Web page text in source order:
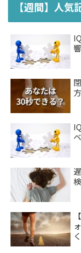
【週間】人気